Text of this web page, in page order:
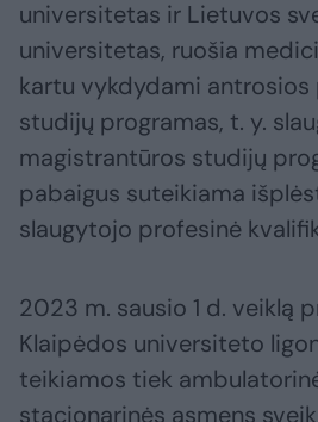
universitetas ir Lietuvos
universitetas, ruošia
kartu vykdydami antrosios
studijų programas, t. y.
magistrantūros studijų
pabaigus suteikiama
slaugytojo profesinė
2023 m. sausio 1 d. veiklą
Klaipėdos universiteto
teikiamos tiek
stacionarinės asmens